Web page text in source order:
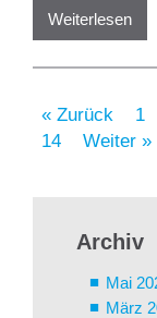
Weiterlesen
« Zurück 1
14
Weiter »
Archiv
Mai
März